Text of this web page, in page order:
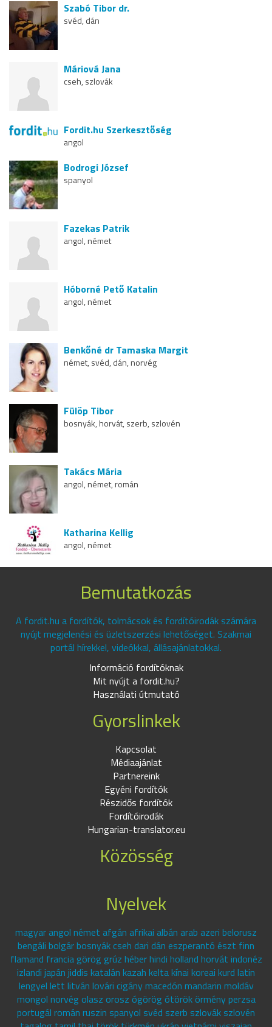
Szabó Tibor dr.
svéd, dán
Máriová Jana
cseh, szlovák
Fordit.hu Szerkesztőség
angol
Bodrogi József
spanyol
Fazekas Patrik
angol, német
Hóborné Pető Katalin
angol, német
Benkőné dr Tamaska Margit
német, svéd, dán, norvég
Fülöp Tibor
bosnyák, horvát, szerb, szlovén
Takács Mária
angol, német, román
Katharina Kellig
angol, német
Bemutatkozás
A fordit.hu a fordítók, tolmácsok és fordítóirodák számára
nyújt megjelenési és üzletszerzési lehetőséget. Szakmai
portál hírekkel, videókkal, állásajánlatokkal.
Információ fordítóknak
Mit nyújt a fordit.hu?
Használati útmutató
Gyorslinkek
Kapcsolat
Médiaajánlat
Partnereink
Egyéni fordítók
Részidős fordítók
Fordítóirodák
Hungarian-translator.eu
Közösség
Nyelvek
magyar angol német afgán afrikai albán arab azeri belorusz
bengáli bolgár bosnyák cseh dari dán eszperantó észt finn
flamand francia görög grúz héber hindi holland horvát indonéz
izlandi japán jiddis katalán kazah kelta kínai koreai kurd latin
lengyel lett litván lovári cigány macedón mandarin moldáv
mongol norvég olasz orosz ógörög ótörök örmény perzsa
portugál román ruszin spanyol svéd szerb szlovák szlovén